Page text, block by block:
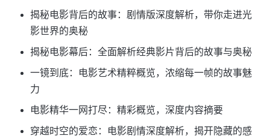
揭秘电影背后的故事：剧情版深度解析，带你走进光
影世界的奥秘
揭秘电影幕后：全面解析经典影片背后的故事与奥秘
一镜到底：电影艺术精粹概览，浓缩每一帧的故事魅
力
电影精华一网打尽：精彩概览，深度内容摘要
穿越时空的爱恋：电影剧情深度解析，揭开隐藏的感